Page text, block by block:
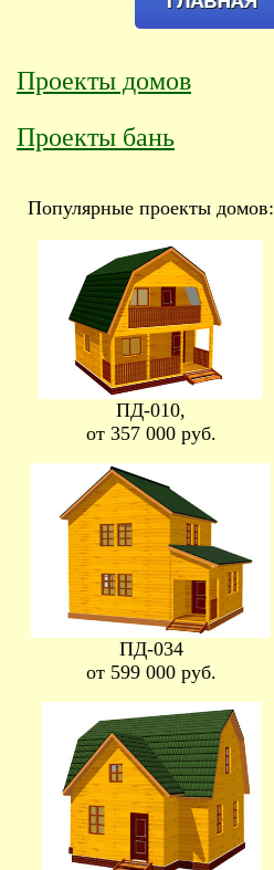
Проекты домов
Проекты бань
Популярные проекты домов:
ПД-010,
от 357 000 руб.
ПД-034
от 599 000 руб.